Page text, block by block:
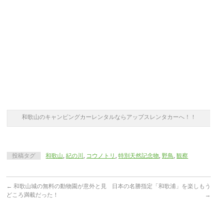
和歌山のキャンピングカーレンタルならアップスレンタカーへ！！
投稿タグ 和歌山,紀の川 , コウノトリ ,特別天然記念物,野鳥,観察
← 和歌山城の無料の動物園が意外と見
どころ満載だった！
日本の名勝指定「和歌浦」を楽しもう
→